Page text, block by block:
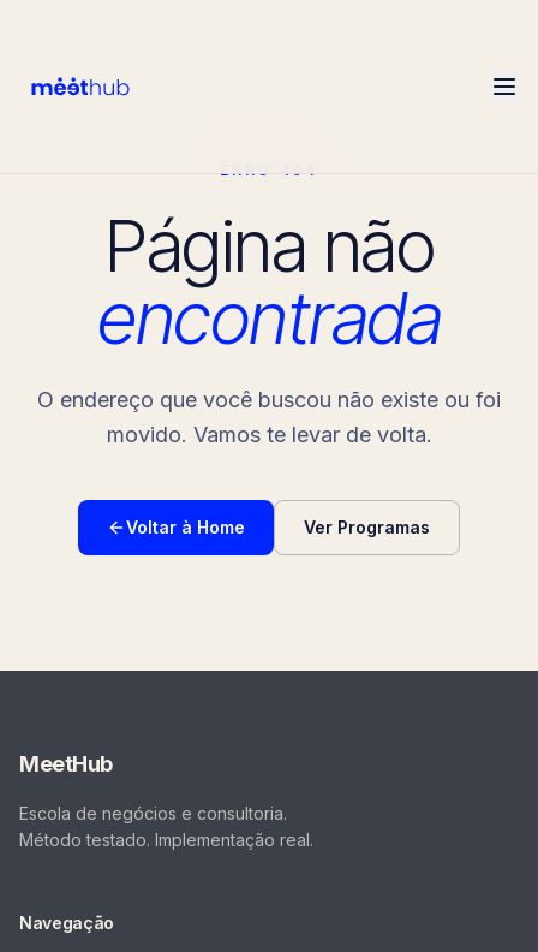
ERRO 404
Página não
encontrada
O endereço que você buscou não existe ou foi
movido. Vamos te levar de volta.
Voltar à Home Ver Programas
MeetHub
Escola de negócios e consultoria.
Método testado. Implementação real.
Navegação